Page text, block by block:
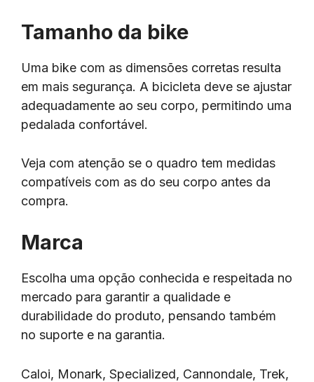
Tamanho da bike
Uma bike com as dimensões corretas resulta
em mais segurança. A bicicleta deve se ajustar
adequadamente ao seu corpo, permitindo uma
pedalada confortável.
Veja com atenção se o quadro tem medidas
compatíveis com as do seu corpo antes da
compra.
Marca
Escolha uma opção conhecida e respeitada no
mercado para garantir a qualidade e
durabilidade do produto, pensando também
no suporte e na garantia.
Caloi, Monark, Specialized, Cannondale, Trek,